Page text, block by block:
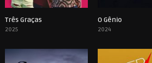
Três Graças
2025
O Gênio
2024